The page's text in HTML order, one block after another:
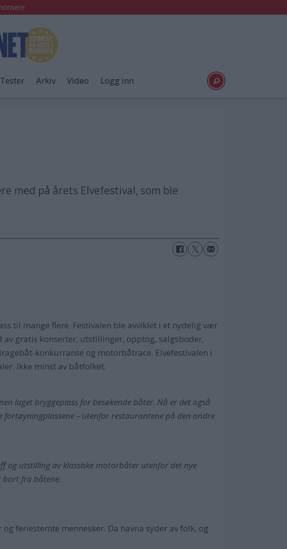
Tester Arkiv Video Logg inn
med på årets Elvefestival, som ble
til mange flere. Festivalen ble avviklet i et nydelig vær
gratis konserter, utstillinger, opptog, salgsboder,
konkurranse og motorbåtrace. Elvefestivalen i
Ikke minst av båtfolket.
laget bryggeplass for besøkende båter. Nå er det også
fortøyningplassene – utenfor restaurantene på den andre
og utstilling av klassiske motorbåter utenfor det nye
bort fra båtene.
feriestemte mennesker. Da havna syder av folk, og